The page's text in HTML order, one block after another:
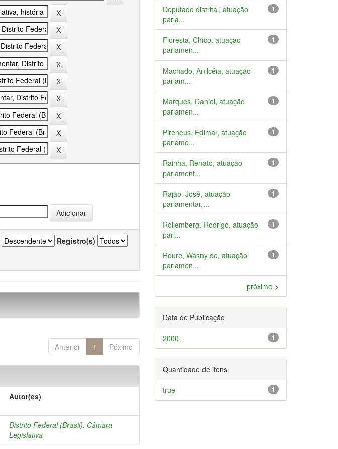
Registro(s)
Anterior 1 Póximo
Autor(es)
Distrito Federal (Brasil). Câmara
Legislativa
1
Deputado distrital, atuação
parla...
1
Floresta, Chico, atuação
parlamen...
1
Machado, Anilcéia, atuação
parlam...
1
Marques, Daniel, atuação
parlamen...
1
Pireneus, Edimar, atuação
parlame...
1
Rainha, Renato, atuação
parlament...
1
Rajão, José, atuação
parlamentar,...
1
Rollemberg, Rodrigo, atuação
parl...
1
Roure, Wasny de, atuação
parlamen...
próximo >
Data de Publicação
1
2000
Quantidade de itens
1
true